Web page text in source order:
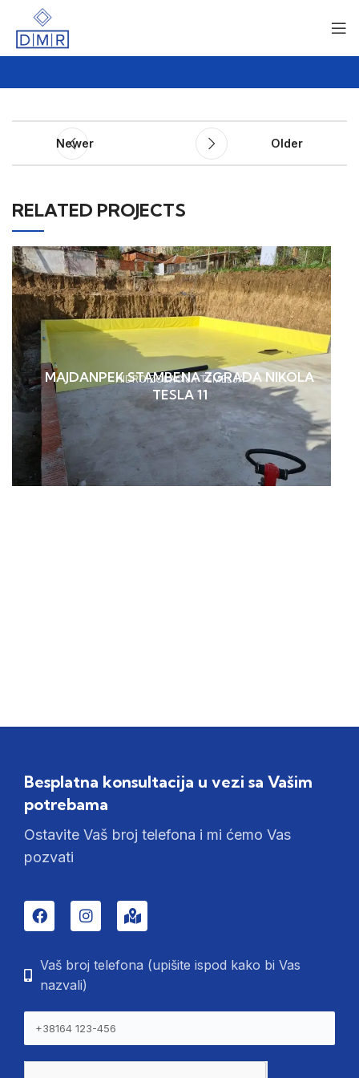
Newer Older
RELATED PROJECTS
HIDROIZOLACIJA TEMELJA
MAJDANPEK STAMBENA ZGRADA NIKOLA
TESLA 11
Besplatna konsultacija u vezi sa Vašim
potrebama
Ostavite Vaš broj telefona i mi ćemo Vas
pozvati
Vaš broj telefona (upišite ispod kako bi Vas
nazvali)